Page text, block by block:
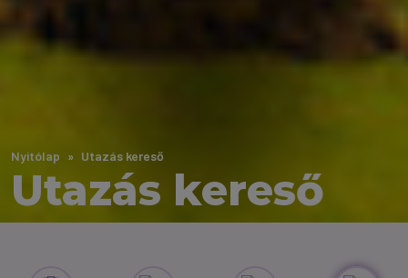
Nyitólap Utazás kereső
Utazás kereső